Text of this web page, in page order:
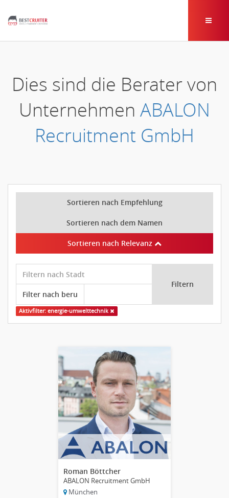
Dies sind die Berater von
Unternehmen ABALON
Recruitment GmbH
Sortieren nach Empfehlung
Sortieren nach dem Namen
Sortieren nach Relevanz
Filtern
Aktivfilter: energie-umwelttechnik
Roman Böttcher
ABALON Recruitment GmbH
München